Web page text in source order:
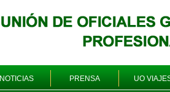
NOTICIAS PRENSA UO